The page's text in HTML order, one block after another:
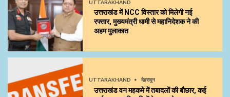
UTTARAKHAND
उत्तराखंड में NCC विस्तार को मिलेगी नई
रफ्तार, मुख्यमंत्री धामी से महानिदेशक ने की
अहम मुलाकात
UTTARAKHAND देहरादून
उत्तराखंड वन महकमे में तबादलों की बौछार, कई